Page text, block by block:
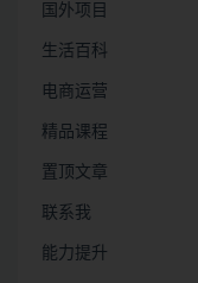
国外项目
生活百科
电商运营
精品课程
置顶文章
联系我
能力提升